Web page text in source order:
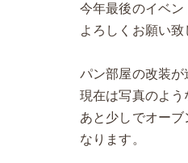
今年最後のイベン
よろしくお願い致
パン部屋の改装が
現在は写真のよう
あと少しでオー
なります。